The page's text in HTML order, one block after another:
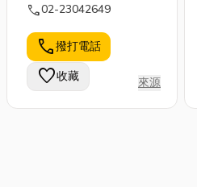
call02-23042649
call撥打電話
favorite收藏 來源